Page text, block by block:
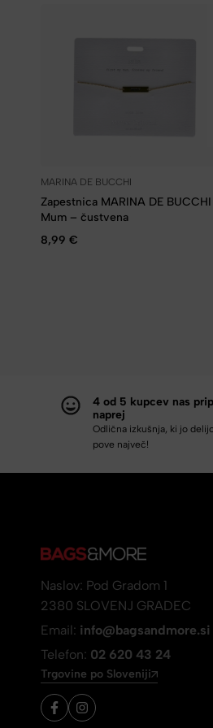
MARINA DE BUCCHI
Zapestnica MARINA DE BUCCHI
Mum – čustvena
8,99 €
4 od 5 kupcev nas
naprej
Odlična izkušnja, ki jo
pove največ!
Naslov: Pod Gradom 1
2380 SLOVENJ GRADEC
Email: info@bagsandmore.si
Telefon: 02 620 43 24
Trgovine po Sloveniji